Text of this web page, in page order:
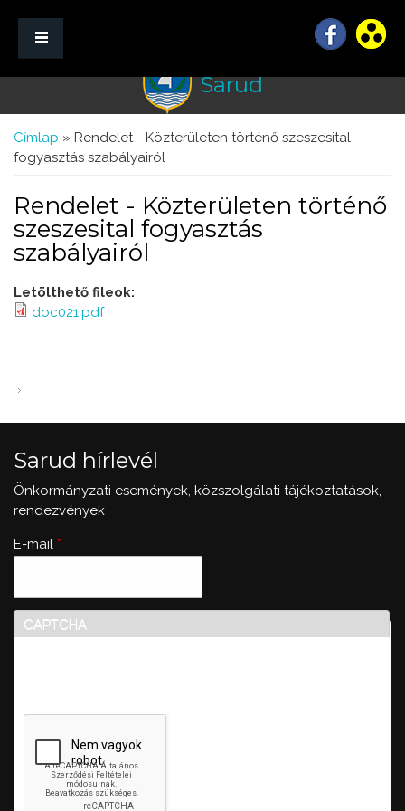
Sarud
Jelenlegi hely
Címlap » Rendelet - Közterületen történő szeszesital
fogyasztás szabályairól
Rendelet - Közterületen történő
szeszesital fogyasztás
szabályairól
Letölthető fileok:
doc021.pdf
Sarud hírlevél
Önkormányzati események, közszolgálati tájékoztatások,
rendezvények
E-mail *
CAPTCHA